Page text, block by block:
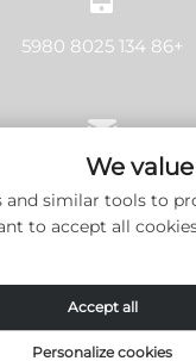
+86 134 8025 5980
[email protected]
سياسة الخصوصية
We
and similar tools to
to accept all
Personalize cookies
Accept all